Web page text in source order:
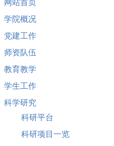
网站首页
学院概况
党建工作
师资队伍
教育教学
学生工作
科学研究
科研平台
科研项目一览